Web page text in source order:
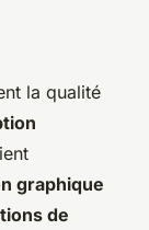
la qualité
graphique
de